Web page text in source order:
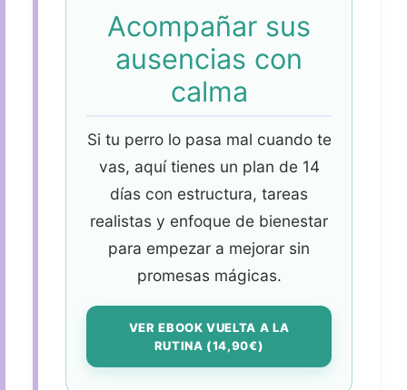
Acompañar sus
ausencias con
calma
Si tu perro lo pasa mal cuando te
vas, aquí tienes un plan de 14
días con estructura, tareas
realistas y enfoque de bienestar
para empezar a mejorar sin
promesas mágicas.
VER EBOOK VUELTA A LA
RUTINA (14,90€)